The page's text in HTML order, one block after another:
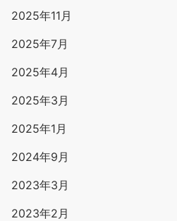
2025年11月
2025年7月
2025年4月
2025年3月
2025年1月
2024年9月
2023年3月
2023年2月